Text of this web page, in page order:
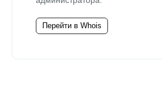
Перейти в Whois